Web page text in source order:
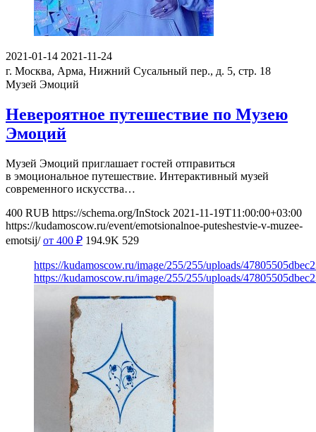
2021-01-14 2021-11-24
г. Москва, Арма, Нижний Сусальный пер., д. 5, стр. 18
Музей Эмоций
Невероятное путешествие по Музею
Эмоций
Музей Эмоций приглашает гостей отправиться
в эмоциональное путешествие. Интерактивный музей
современного искусства…
400 RUB https://schema.org/InStock 2021-11-19T11:00:00+03:00
https://kudamoscow.ru/event/emotsionalnoe-puteshestvie-v-muzee-
emotsij/ от 400 ₽ 194.9K 529
https://kudamoscow.ru/image/255/255/uploads/
https://kudamoscow.ru/image/255/255/uploads/